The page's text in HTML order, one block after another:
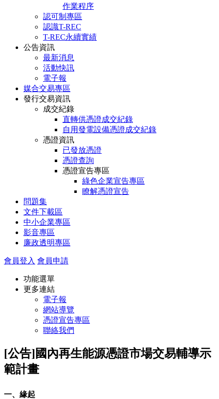
作業程序
認可制專區
認識T-REC
T-REC永續實績
公告資訊
最新消息
活動快訊
電子報
媒合交易專區
發行交易資訊
成交紀錄
直轉供憑證成交紀錄
自用發電設備憑證成交紀錄
憑證資訊
已發放憑證
憑證查詢
憑證宣告專區
綠色企業宣告專區
瞭解憑證宣告
問題集
文件下載區
中小企業專區
影音專區
廉政透明專區
會員登入 會員申請
功能選單
更多連結
電子報
網站導覽
憑證宣告專區
聯絡我們
[公告]國內再生能源憑證市場交易輔導示
範計畫
一、緣起